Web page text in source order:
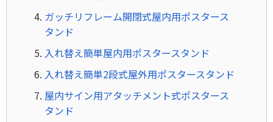
ガッチリフレーム開閉式屋内用ポスタース
タンド
入れ替え簡単屋内用ポスタースタンド
入れ替え簡単2段式屋外用ポスタースタンド
屋内サイン用アタッチメント式ポスタース
タンド